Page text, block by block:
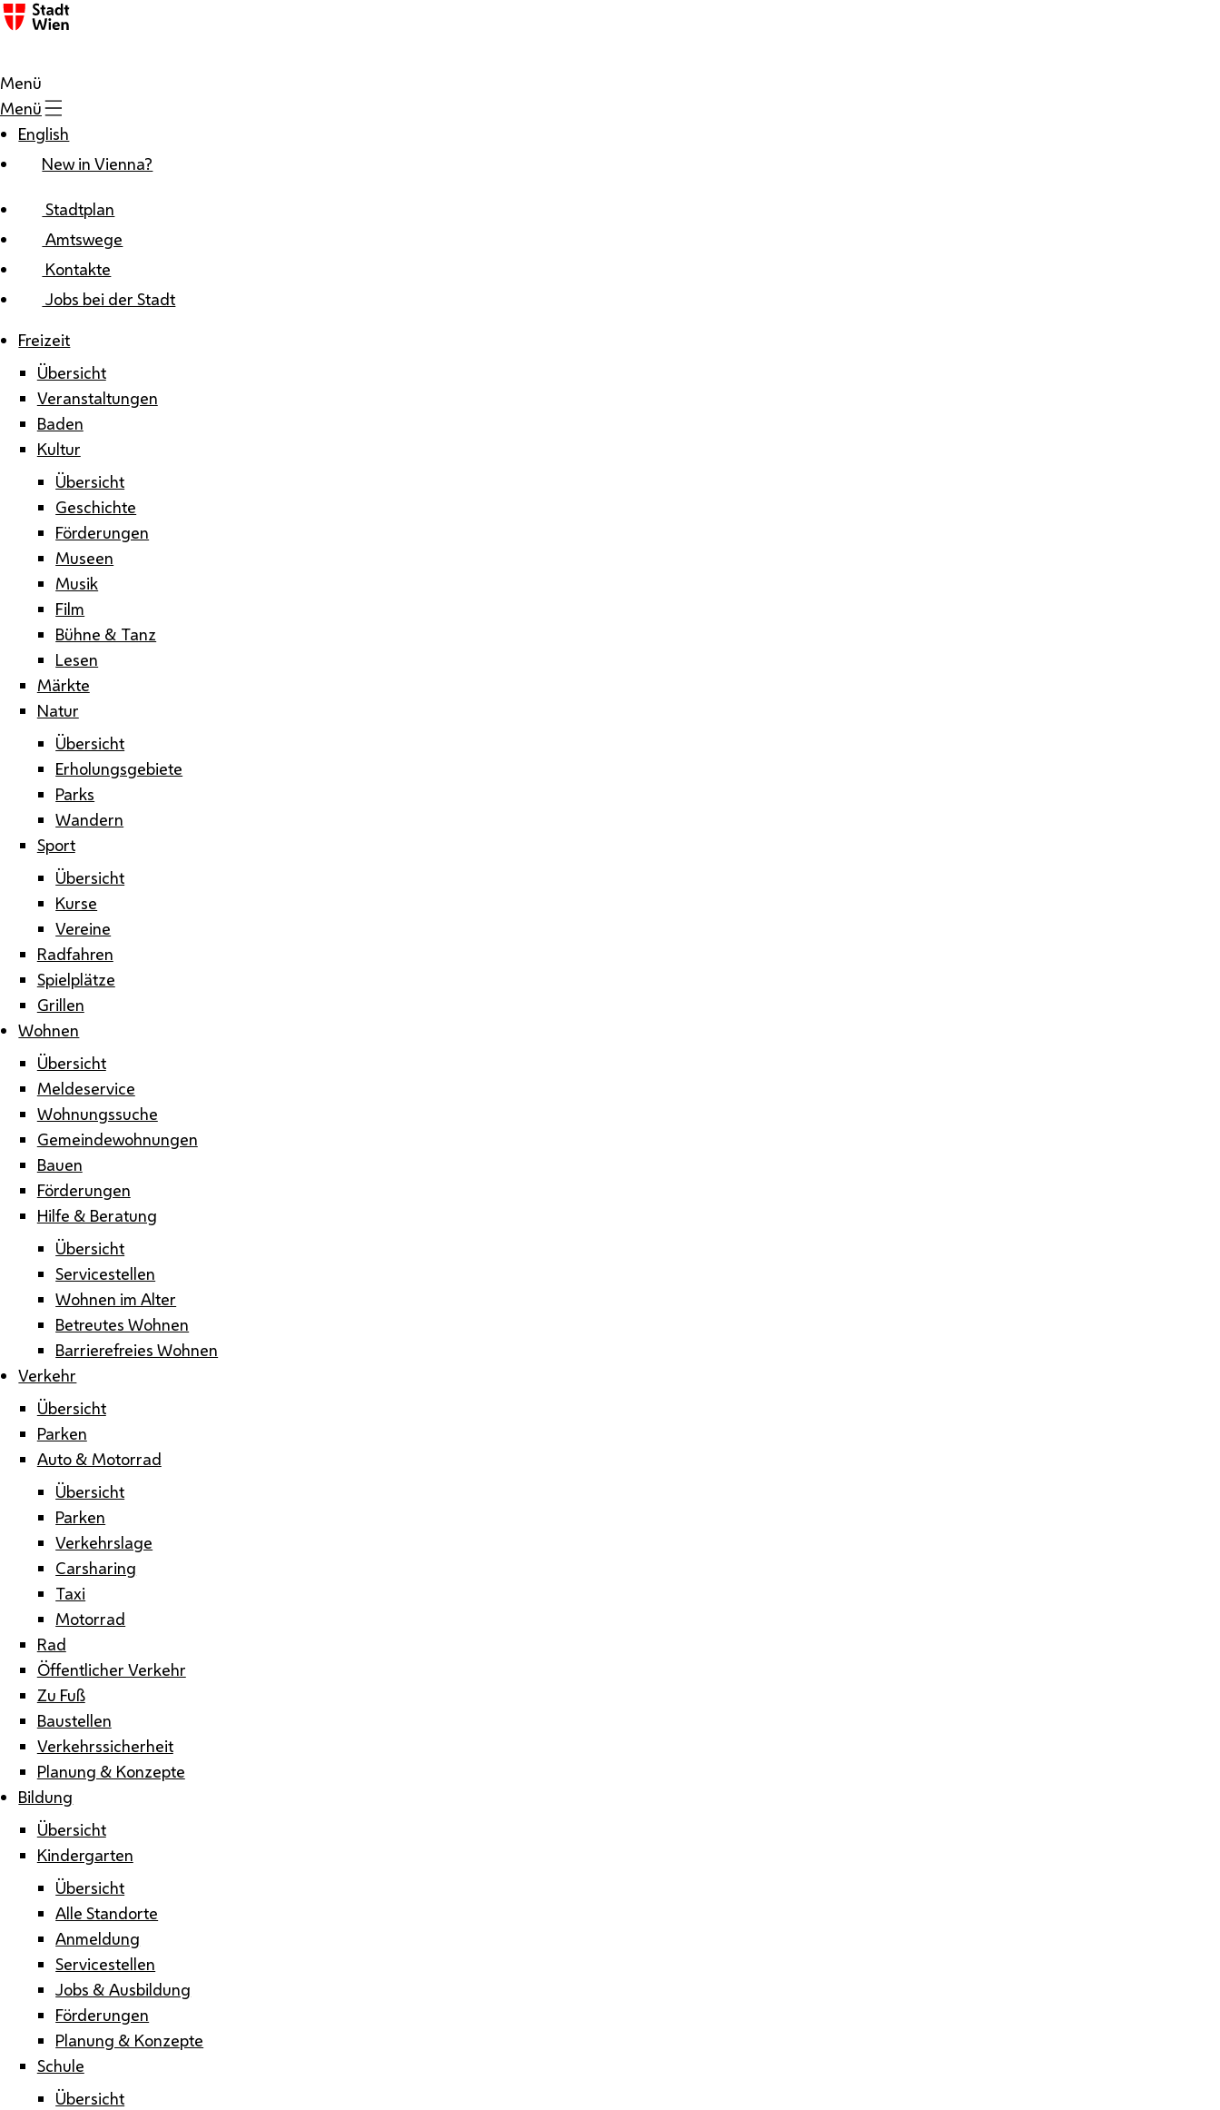
Zum Inhalt
Menü
Menü
English
New in Vienna?
Stadtplan
Amtswege
Kontakte
Jobs bei der Stadt
Freizeit
Übersicht
Veranstaltungen
Baden
Kultur
Übersicht
Geschichte
Förderungen
Museen
Musik
Film
Bühne & Tanz
Lesen
Märkte
Natur
Übersicht
Erholungsgebiete
Parks
Wandern
Sport
Übersicht
Kurse
Vereine
Radfahren
Spielplätze
Grillen
Wohnen
Übersicht
Meldeservice
Wohnungssuche
Gemeindewohnungen
Bauen
Förderungen
Hilfe & Beratung
Übersicht
Servicestellen
Wohnen im Alter
Betreutes Wohnen
Barrierefreies Wohnen
Verkehr
Übersicht
Parken
Auto & Motorrad
Übersicht
Parken
Verkehrslage
Carsharing
Taxi
Motorrad
Rad
Öffentlicher Verkehr
Zu Fuß
Baustellen
Verkehrssicherheit
Planung & Konzepte
Bildung
Übersicht
Kindergarten
Übersicht
Alle Standorte
Anmeldung
Servicestellen
Jobs & Ausbildung
Förderungen
Planung & Konzepte
Schule
Übersicht